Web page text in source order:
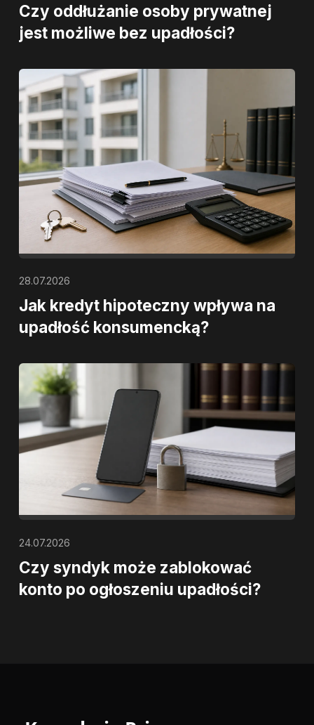
Czy oddłużanie osoby prywatnej
jest możliwe bez upadłości?
28.07.2026
Jak kredyt hipoteczny wpływa na
upadłość konsumencką?
24.07.2026
Czy syndyk może zablokować
konto po ogłoszeniu upadłości?